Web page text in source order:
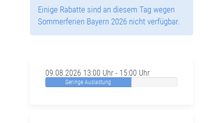
Einige Rabatte sind an diesem Tag wegen
Sommerferien Bayern 2026 nicht verfügbar.
09.08.2026 13:00 Uhr - 15:00 Uhr
Geringe Auslastung